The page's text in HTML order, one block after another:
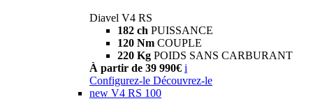
Diavel V4 RS
182 ch PUISSANCE
120 Nm COUPLE
220 Kg POIDS SANS CARBURANT
À partir de 39 990€ i
Configurez-le Découvrez-le
new V4 RS 100